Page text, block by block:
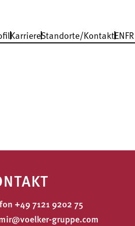
KarriereStandorte/KontaktENFR
+49 7121 9202 75
gruppe.com